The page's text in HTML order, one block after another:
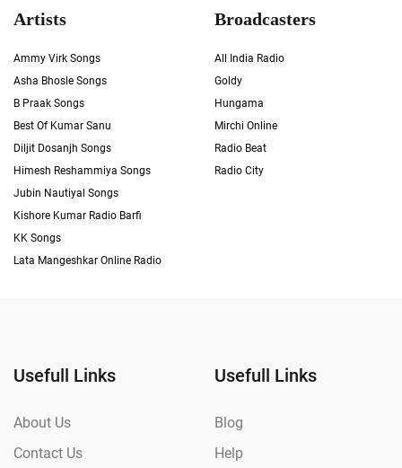
Artists
Ammy Virk Songs
Asha Bhosle Songs
B Praak Songs
Best Of Kumar Sanu
Diljit Dosanjh Songs
Himesh Reshammiya Songs
Jubin Nautiyal Songs
Kishore Kumar Radio Barfi
KK Songs
Lata Mangeshkar Online Radio
Broadcasters
All India Radio
Goldy
Hungama
Mirchi Online
Radio Beat
Radio City
Usefull Links
About Us
Contact Us
Usefull Links
Blog
Help